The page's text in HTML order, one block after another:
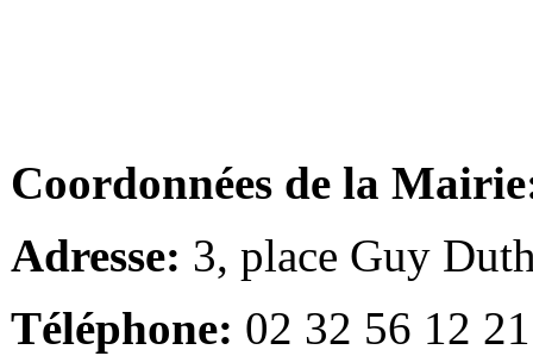
Coordonnées de la
Adresse: 3, place Guy
Téléphone: 02 32 56 12 21